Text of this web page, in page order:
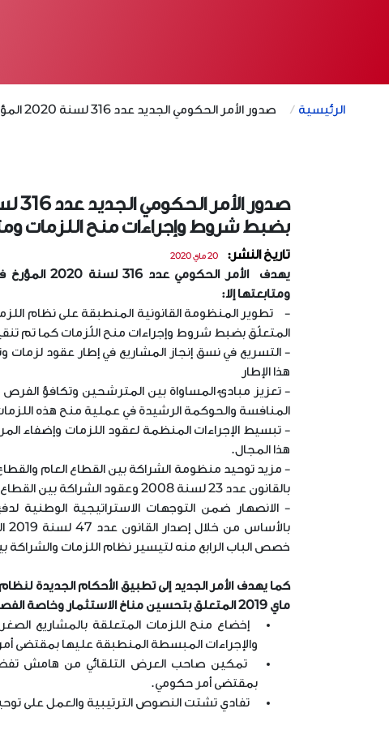
الرئيسية صدور الأمر الحكومي الجديد عدد 316 لسنة 2020 المؤرخ في 20 ماي 2020 المتعلق بضبط شروط وإجراءات منح اللزمات ومتابعتها
بضبط شروط وإجراءات منح اللزمات
تاريخ النشر: 20 ماي 2020
ومتابعتها إلا:
المتعلّق بضبط شروط وإجراءات منح اللّزمات كما تم تنقيحه وإتمامه
- التسريع في نسق إنجاز المشاريع في إطار عقود لزمات
هذا الإطار
- تعزيز مبادئ المساواة بين المترشحين وتكافؤ الفرص
المنافسة والحوكمة الرشيدة في عملية منح هذه
- تبسيط الإجراءات المنظمة لعقود اللزمات وإضفاء
هذا المجال.
- مزيد توحيد منظومة الشراكة بين القطاع العام
بالقانون عدد 23 لسنة 2008 وعقود الشراكة بين القطاع العام والقطاع الخاص المنظمة بالقانون عدد 49 لسنة 2015.
- الانصهار ضمن التوجهات الاستراتيجية الوطنية
خصص الباب الرابع منه لتيسير نظام اللزمات والشراكة
ماي 2019 المتعلق بتحسين مناخ الاستثمار وخاصة الفصل 25 منه وتتمثل هذه الأحكام فيما يلي:
إخضاع منح اللزمات المتعلقة بالمشاريع
والإجراءات المبسطة المنطبقة عليها بمقتضى
بمقتضى أمر حكومي.
تفادي تشتت النصوص الترتيبية والعمل على